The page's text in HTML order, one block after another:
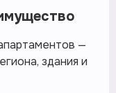
—
здания и